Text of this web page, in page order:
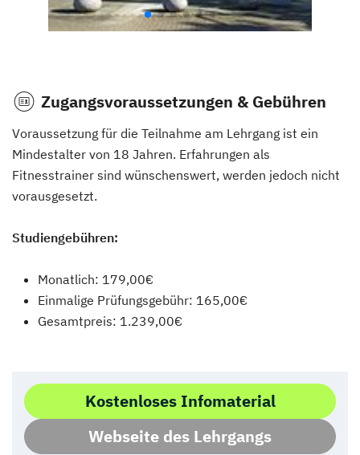
Zugangsvoraussetzungen & Gebühren
Voraussetzung für die Teilnahme am Lehrgang ist ein
Mindestalter von 18 Jahren. Erfahrungen als
Fitnesstrainer sind wünschenswert, werden jedoch nicht
vorausgesetzt.
Studiengebühren:
Monatlich: 179,00€
Einmalige Prüfungsgebühr: 165,00€
Gesamtpreis: 1.239,00€
Kostenloses Infomaterial
Webseite des Lehrgangs